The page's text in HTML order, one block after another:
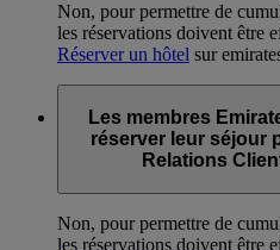
Non, pour permettre de
les réservations doivent être
Réserver un hôtel sur
Les membres
réserver leur séjour
Relations
Non, pour permettre de
les réservations doivent être